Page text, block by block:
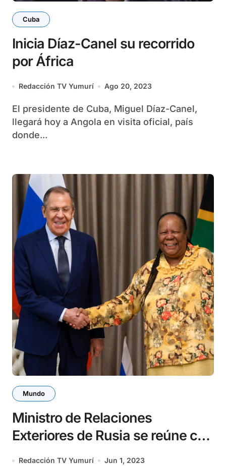
Cuba
Inicia Díaz-Canel su recorrido
por África
Redacción TV Yumurí Ago 20, 2023
El presidente de Cuba, Miguel Díaz-Canel,
llegará hoy a Angola en visita oficial, país
donde...
Mundo
Ministro de Relaciones
Exteriores de Rusia se reúne con
su homóloga sudafricana
Redacción TV Yumurí Jun 1, 2023